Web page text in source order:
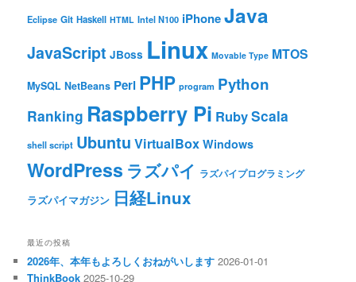
Eclipse Git Haskell HTML Intel N100 iPhoneJava
JavaScript JBoss Linux Movable Type MTOS
MySQL NetBeans Perl PHP program Python
Ranking Raspberry Pi RubyScala
shell script Ubuntu VirtualBox Windows
WordPress ラズパイ ラズパイプログラミング
ラズパイマガジン 日経Linux
最近の投稿
2026年、本年もよろしくおねがいします 2026-01-01
ThinkBook 2025-10-29